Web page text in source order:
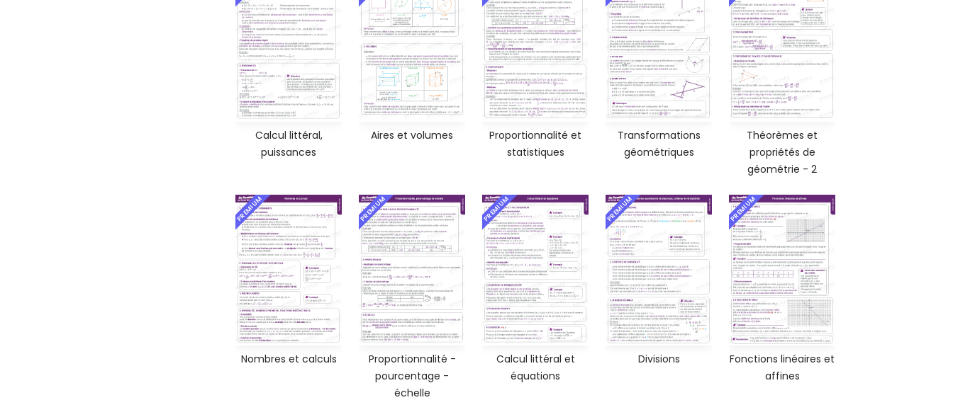
Calcul littéral,
puissances
Aires et volumes
Proportionnalité et
statistiques
Transformations
géométriques
Théorèmes et
propriétés de
géométrie - 2
PREMIUM
Nombres et calculs
PREMIUM
Proportionnalité -
pourcentage -
échelle
PREMIUM
Calcul littéral et
équations
PREMIUM
Divisions
PREMIUM
Fonctions linéaires et
affines